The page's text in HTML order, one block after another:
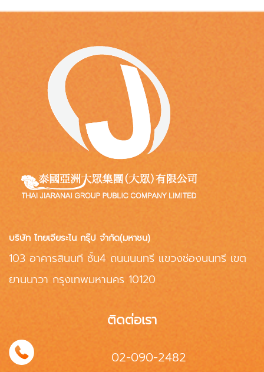
บริษัท ไทยเจียระไน กรุ๊ป จำกัด(มหาชน)
103 อาคารสินนที ชั้น4 ถนนนนทรี แขวงช่องนนทรี เขต
ยานนาวา กรุงเทพมหานคร 10120
ติดต่อเรา
02-090-2482